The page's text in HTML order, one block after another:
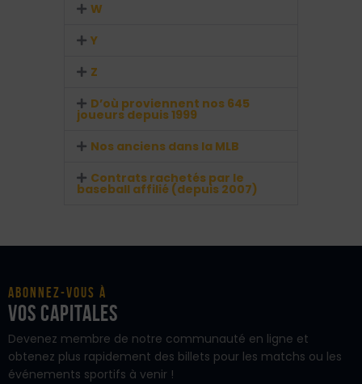
W
Y
Z
D’où proviennent nos 645
joueurs depuis 1999
Nos anciens dans la MLB
Contrats rachetés par le
baseball affilié (depuis 2007)
Abonnez-vous à
vos Capitales
Devenez membre de notre communauté en ligne et
obtenez plus rapidement des billets pour les matchs ou les
événements sportifs à venir !